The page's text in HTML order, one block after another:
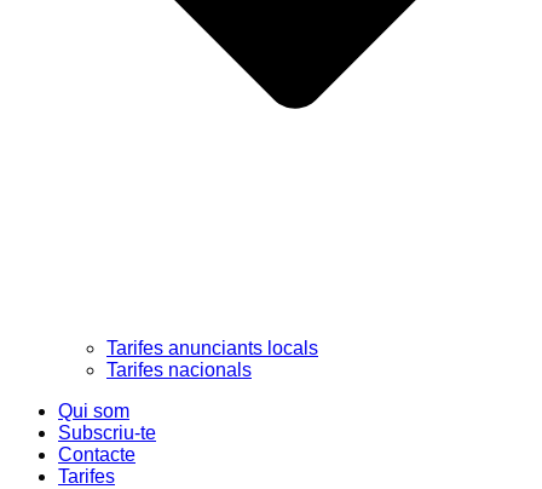
Tarifes anunciants locals
Tarifes nacionals
Qui som
Subscriu-te
Contacte
Tarifes